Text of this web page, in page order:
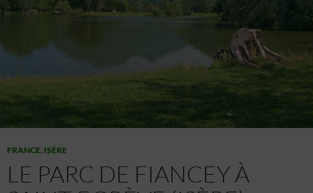
FRANCE, ISÈRE
LE PARC DE FIANCEY À